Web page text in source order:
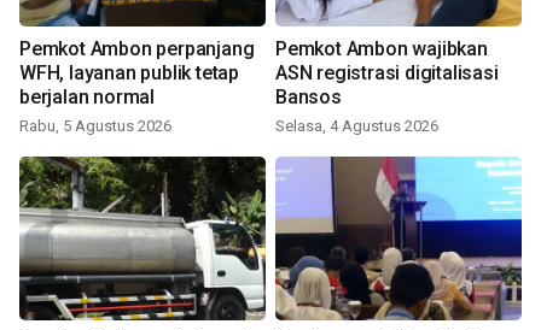
Pemkot Ambon perpanjang
WFH, layanan publik tetap
berjalan normal
Rabu, 5 Agustus 2026
Pemkot Ambon wajibkan
ASN registrasi digitalisasi
Bansos
Selasa, 4 Agustus 2026